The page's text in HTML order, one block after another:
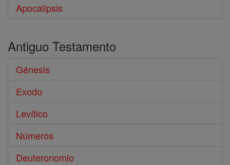
Apocalipsis
Antiguo Testamento
Génesis
Exodo
Levítico
Números
Deuteronomio